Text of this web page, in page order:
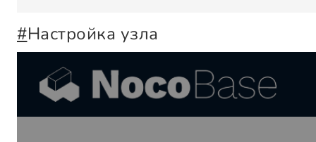
#Настройка узла